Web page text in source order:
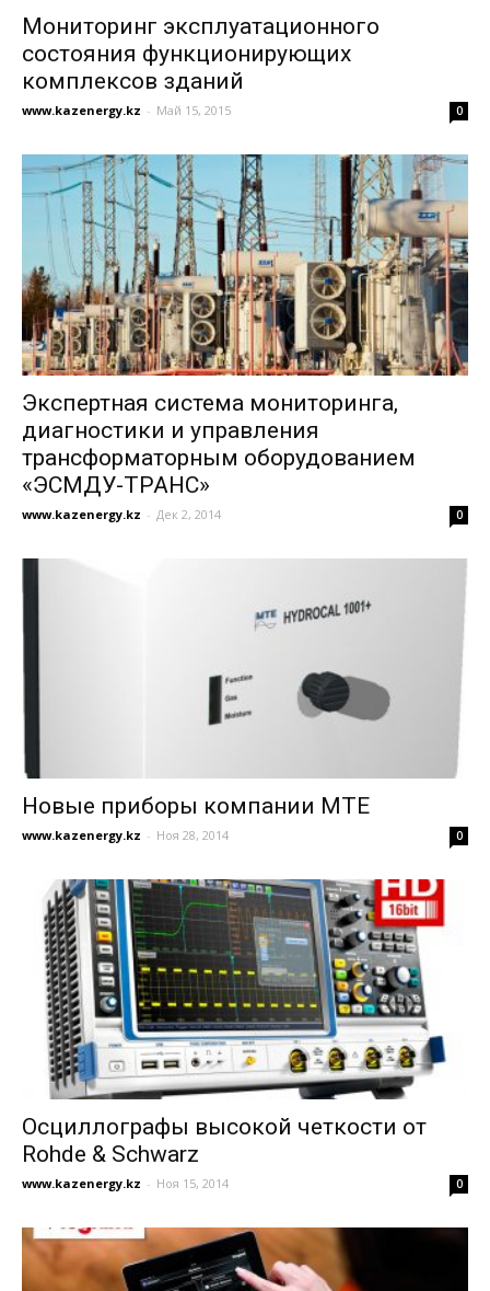
Мониторинг эксплуатационного
состояния функционирующих
комплексов зданий
www.kazenergy.kz - Май 15, 2015 0
Экспертная система мониторинга,
диагностики и управления
трансформаторным оборудованием
«ЭСМДУ-ТРАНС»
www.kazenergy.kz - Дек 2, 2014 0
Новые приборы компании МТЕ
www.kazenergy.kz - Ноя 28, 2014 0
Осциллографы высокой четкости от
Rohde & Schwarz
www.kazenergy.kz - Ноя 15, 2014 0